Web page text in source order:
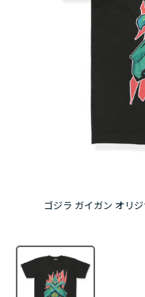
ゴジラ ガイガン オリ